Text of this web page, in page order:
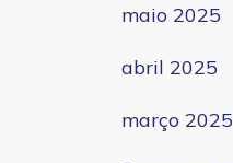
maio 2025
abril 2025
março 2025